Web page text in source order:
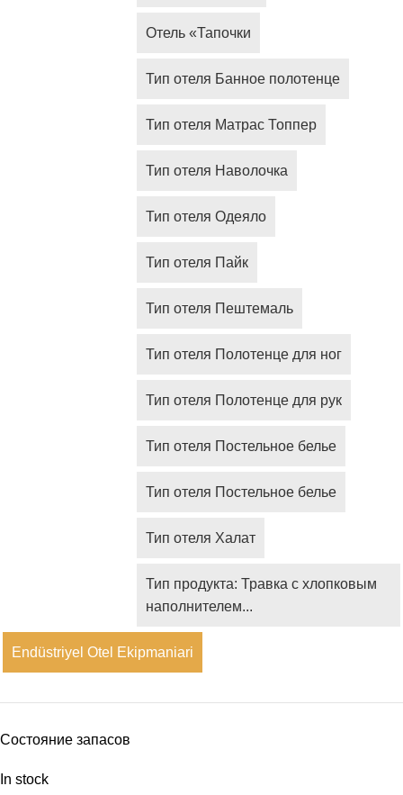
Отель «Тапочки
Тип отеля Банное полотенце
Тип отеля Матрас Топпер
Тип отеля Наволочка
Тип отеля Одеяло
Тип отеля Пайк
Тип отеля Пештемаль
Тип отеля Полотенце для ног
Тип отеля Полотенце для рук
Тип отеля Постельное белье
Тип отеля Постельное белье
Тип отеля Халат
Тип продукта: Травка с хлопковым
наполнителем...
Endüstriyel Otel Ekipmaniari
Состояние запасов
In stock